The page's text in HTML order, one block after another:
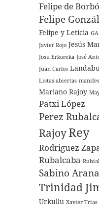
Felipe de
Felipe
Felipe y Leticia
Javier Rojo Jesús
Josu Erkoreka José
Juan Carlos
Listas abiertas
Mariano Rajoy
Patxi López
Perez
RajoyRey
Rodriguez
Rubalcaba
Sabino Arana
Trinidad
Urkullu Xavier Trias